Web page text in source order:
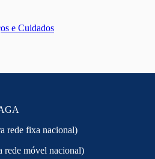
e Cuidados
rede fixa nacional)
rede móvel nacional)